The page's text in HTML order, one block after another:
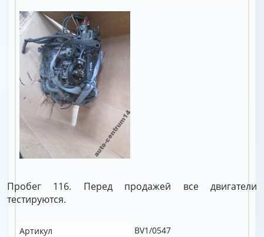
Пробег 116. Перед продажей все двигатели
тестируются.
Артикул
BV1/0547